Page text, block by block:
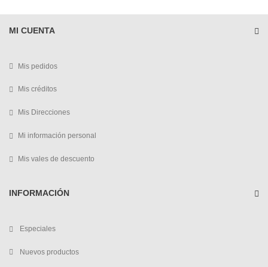
MI CUENTA
Mis pedidos
Mis créditos
Mis Direcciones
Mi información personal
Mis vales de descuento
INFORMACIÓN
Especiales
Nuevos productos